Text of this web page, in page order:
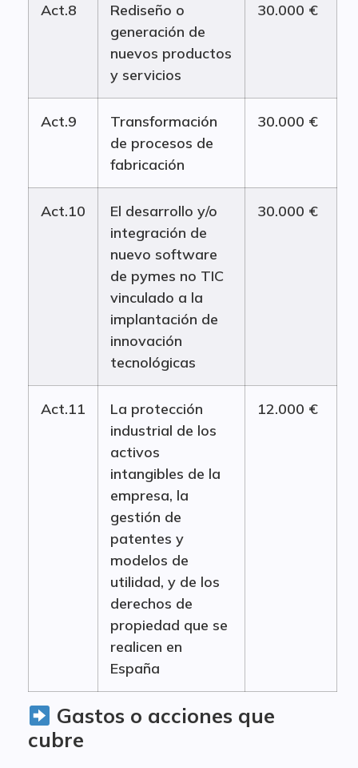
Act.8
Rediseño o
generación de
nuevos productos
y servicios
30.000 €
Act.9
Transformación
de procesos de
fabricación
30.000 €
Act.10
El desarrollo y/o
integración de
nuevo software
de pymes no TIC
vinculado a la
implantación de
innovación
tecnológicas
30.000 €
Act.11
La protección
industrial de los
activos
intangibles de la
empresa, la
gestión de
patentes y
modelos de
utilidad, y de los
derechos de
propiedad que se
realicen en
España
12.000 €
Gastos o acciones que
cubre